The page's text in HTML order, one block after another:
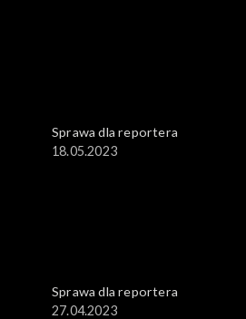
Sprawa dla reportera
18.05.2023
Sprawa dla reportera
27.04.2023